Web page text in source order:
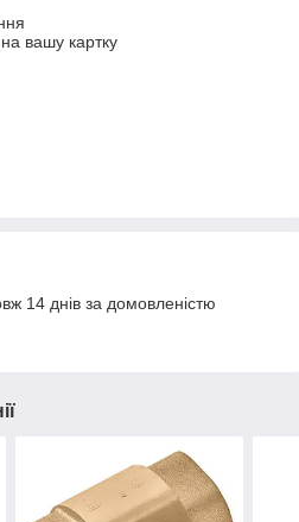
вашу картку
14 днів за домовленістю